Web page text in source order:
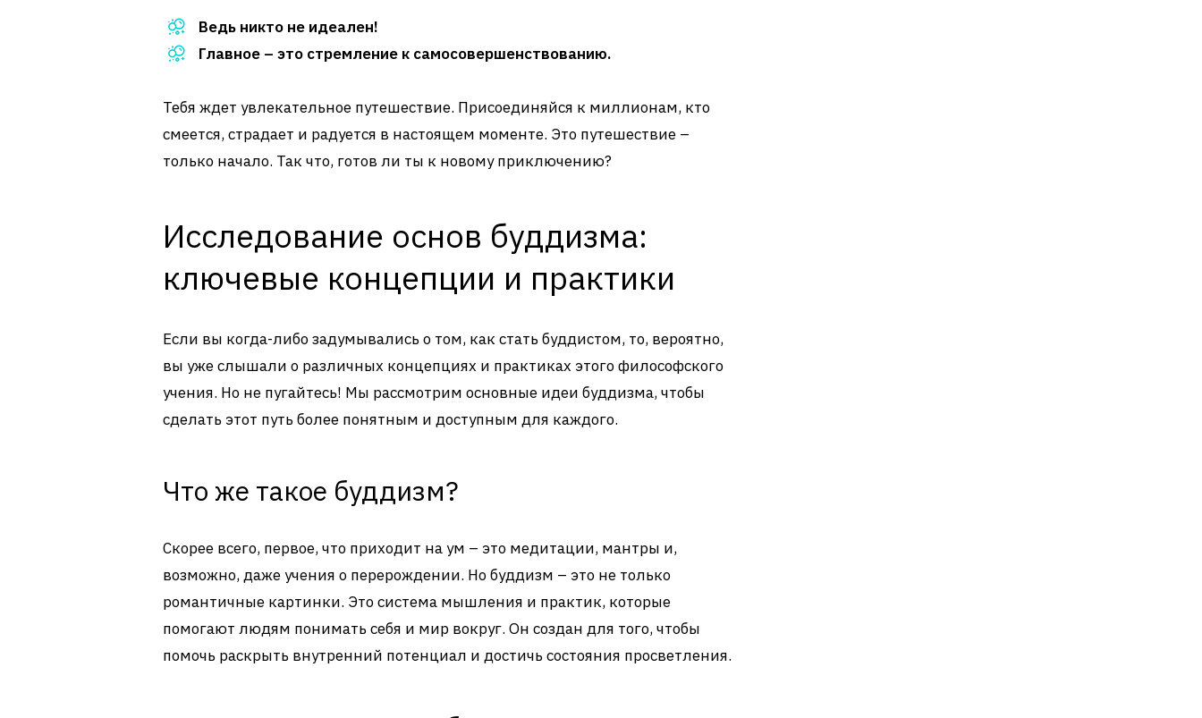
Ведь никто не идеален!
Главное – это стремление к самосовершенствованию.
Тебя ждет увлекательное путешествие. Присоединяйся к миллионам, кто
смеется, страдает и радуется в настоящем моменте. Это путешествие –
только начало. Так что, готов ли ты к новому приключению?
Исследование основ буддизма:
ключевые концепции и практики
Если вы когда-либо задумывались о том, как стать буддистом, то, вероятно,
вы уже слышали о различных концепциях и практиках этого философского
учения. Но не пугайтесь! Мы рассмотрим основные идеи буддизма, чтобы
сделать этот путь более понятным и доступным для каждого.
Что же такое буддизм?
Скорее всего, первое, что приходит на ум – это медитации, мантры и,
возможно, даже учения о перерождении. Но буддизм – это не только
романтичные картинки. Это система мышления и практик, которые
помогают людям понимать себя и мир вокруг. Он создан для того, чтобы
помочь раскрыть внутренний потенциал и достичь состояния просветления.